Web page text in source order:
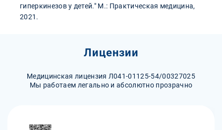
гиперкинезов у детей." М.: Практическая медицина,
2021.
Лицензии
Медицинская лицензия Л041-01125-54/00327025
Мы работаем легально и абсолютно прозрачно